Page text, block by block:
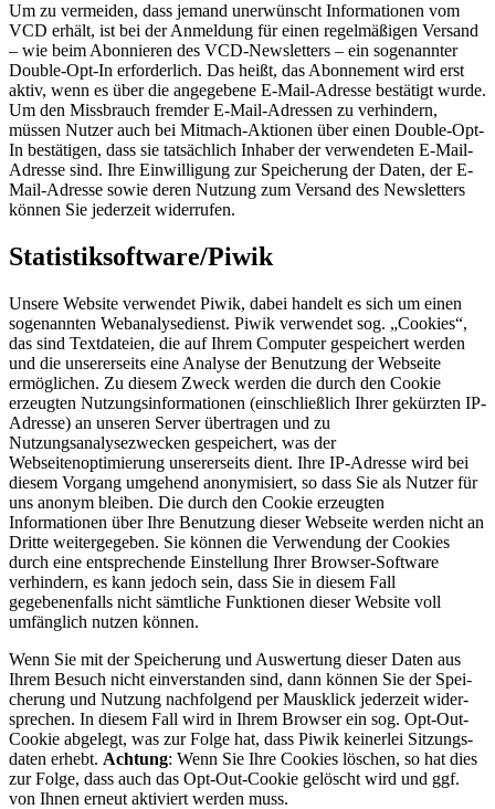
Um zu vermeiden, dass jemand unerwünscht Informationen vom
VCD erhält, ist bei der Anmeldung für einen regelmäßigen Versand
– wie beim Abonnieren des VCD-Newsletters – ein sogenannter
Double-Opt-In erforderlich. Das heißt, das Abonnement wird erst
aktiv, wenn es über die angegebene E-Mail-Adresse bestätigt wurde.
Um den Missbrauch fremder E-Mail-Adressen zu verhindern,
müssen Nutzer auch bei Mitmach-Aktionen über einen Double-Opt-
In bestätigen, dass sie tatsächlich Inhaber der verwendeten E-Mail-
Adresse sind. Ihre Einwilligung zur Speicherung der Daten, der E-
Mail-Adresse sowie deren Nutzung zum Versand des Newsletters
können Sie jederzeit widerrufen.
Statistiksoftware/Piwik
Unsere Website verwendet Piwik, dabei handelt es sich um einen
sogenannten Webanalysedienst. Piwik verwendet sog. „Cookies“,
das sind Textdateien, die auf Ihrem Computer gespeichert werden
und die unsererseits eine Analyse der Benutzung der Webseite
ermöglichen. Zu diesem Zweck werden die durch den Cookie
erzeugten Nutzungsinformationen (einschließlich Ihrer gekürzten IP-
Adresse) an unseren Server übertragen und zu
Nutzungsanalysezwecken gespeichert, was der
Webseitenoptimierung unsererseits dient. Ihre IP-Adresse wird bei
diesem Vorgang umge­hend anony­mi­siert, so dass Sie als Nutzer für
uns anonym bleiben. Die durch den Cookie erzeugten
Informationen über Ihre Benutzung dieser Webseite werden nicht an
Dritte weitergegeben. Sie können die Verwendung der Cookies
durch eine entsprechende Einstellung Ihrer Browser-Software
verhindern, es kann jedoch sein, dass Sie in diesem Fall
gegebenenfalls nicht sämtliche Funktionen dieser Website voll
umfänglich nutzen können.
Wenn Sie mit der Spei­che­rung und Aus­wer­tung die­ser Daten aus
Ihrem Besuch nicht ein­ver­stan­den sind, dann kön­nen Sie der Spei­
che­rung und Nut­zung nachfolgend per Maus­klick jederzeit wider­
spre­chen. In diesem Fall wird in Ihrem Browser ein sog. Opt-Out-
Cookie abgelegt, was zur Folge hat, dass Piwik kei­ner­lei Sit­zungs­
da­ten erhebt. Achtung: Wenn Sie Ihre Cookies löschen, so hat dies
zur Folge, dass auch das Opt-Out-Cookie gelöscht wird und ggf.
von Ihnen erneut aktiviert werden muss.